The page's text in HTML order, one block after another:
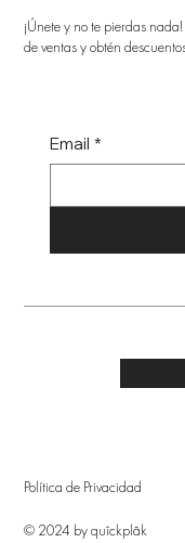
¡Únete y no te pierdas
de ventas y obtén
Email *
Política de Privacidad
© 2024 by quîckplâk